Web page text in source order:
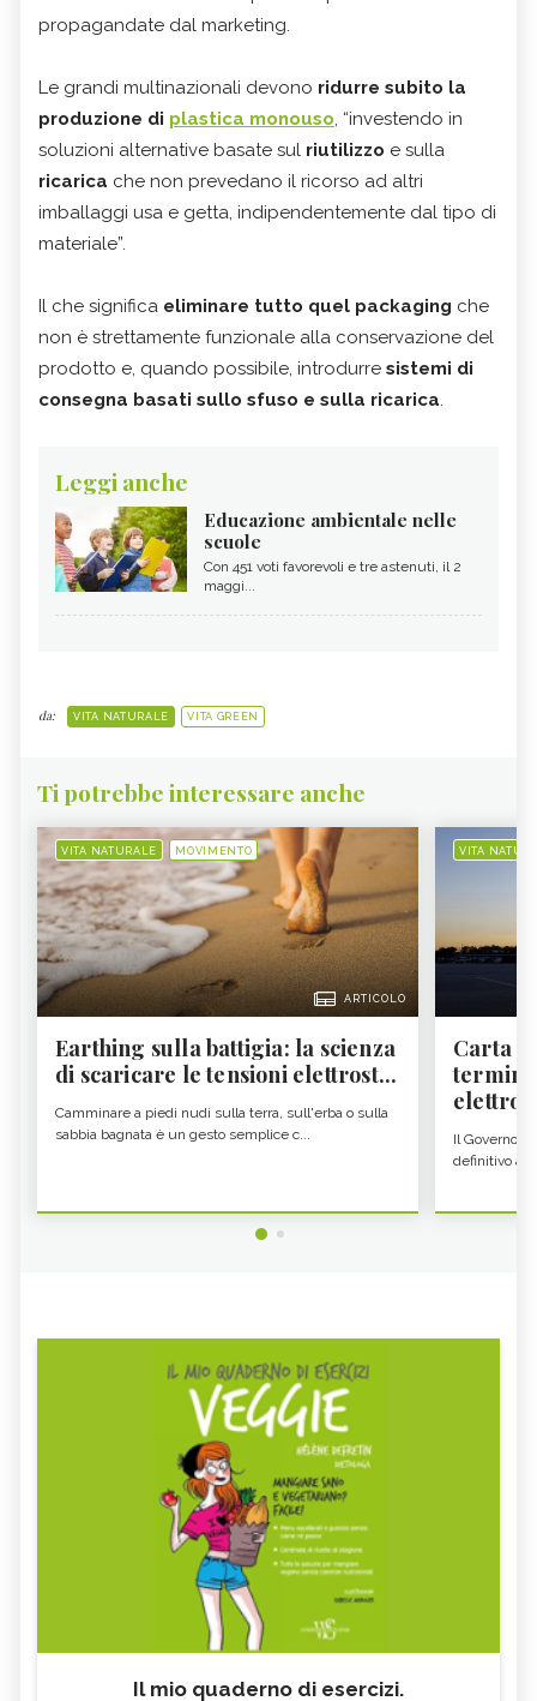
propagandate dal marketing.
Le grandi multinazionali devono ridurre subito la
produzione di plastica monouso , “investendo in
soluzioni alternative basate sul riutilizzo e sulla
ricarica che non prevedano il ricorso ad altri
imballaggi usa e getta, indipendentemente dal tipo di
materiale”.
Il che significa eliminare tutto quel packaging che
non è strettamente funzionale alla conservazione del
prodotto e, quando possibile, introdurre sistemi di
consegna basati sullo sfuso e sulla ricarica
Leggi anche
Educazione ambientale nelle
scuole
Con 451 voti favorevoli e tre astenuti, il 2
maggi...
da: VITA NATURALE VITA GREEN
Ti potrebbe interessare anche
VITA NATURALE MOVIMENTO
ARTICOLO
Earthing sulla battigia: la scienza
di scaricare le tensioni elettrost...
Camminare a piedi nudi sulla terra, sull'erba o sulla
sabbia bagnata è un gesto semplice c...
VITA
Carta
Il Governo
definitivo
Il mio quaderno di esercizi.